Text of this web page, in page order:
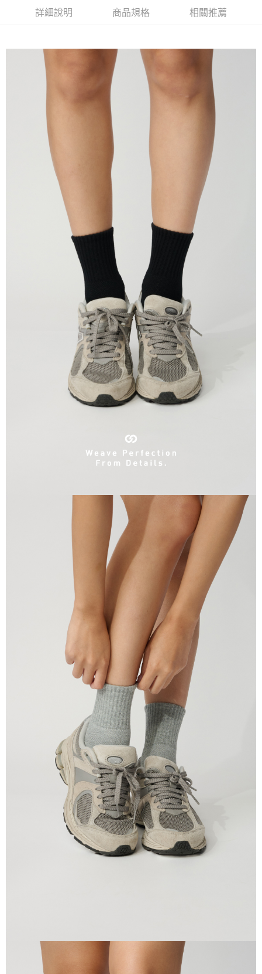
每筆NT$100，滿NT$888(含以上)免運費
付款後7-11取貨
每筆NT$100，滿NT$888(含以上)免運費
每筆NT$100，滿NT$888(含以上)免運費
每筆NT$150，滿NT$888(含以上)免運費
詳細說明 商品規格 相關推薦